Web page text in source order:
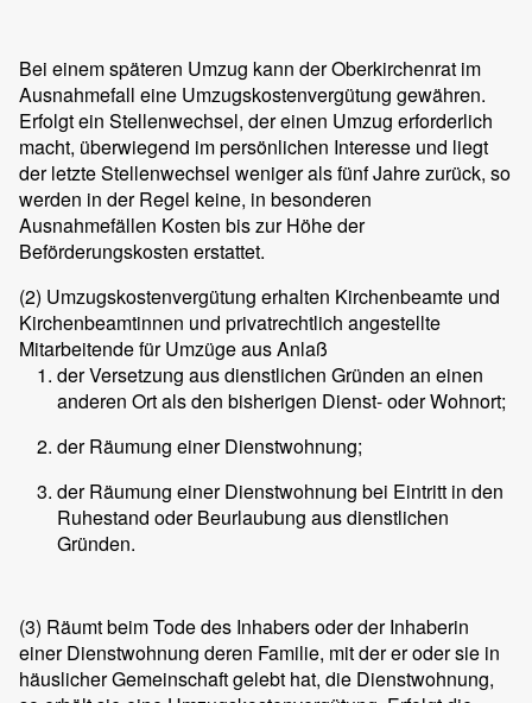
Bei einem späteren Umzug kann der Oberkirchenrat im
Ausnahmefall eine Umzugskostenvergütung gewähren.
Erfolgt ein Stellenwechsel, der einen Umzug erforderlich
macht, überwiegend im persönlichen Interesse und liegt
der letzte Stellenwechsel weniger als fünf Jahre zurück, so
werden in der Regel keine, in besonderen
Ausnahmefällen Kosten bis zur Höhe der
Beförderungskosten erstattet.
(2) Umzugskostenvergütung erhalten Kirchenbeamte und
Kirchenbeamtinnen und privatrechtlich angestellte
Mitarbeitende für Umzüge aus Anlaß
der Versetzung aus dienstlichen Gründen an einen
anderen Ort als den bisherigen Dienst- oder Wohnort;
der Räumung einer Dienstwohnung;
der Räumung einer Dienstwohnung bei Eintritt in den
Ruhestand oder Beurlaubung aus dienstlichen
Gründen.
(3) Räumt beim Tode des Inhabers oder der Inhaberin
einer Dienstwohnung deren Familie, mit der er oder sie in
häuslicher Gemeinschaft gelebt hat, die Dienstwohnung,